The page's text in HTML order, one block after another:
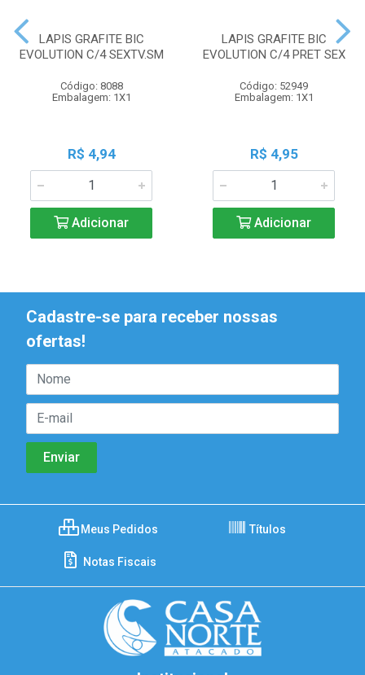
LAPIS GRAFITE BIC
EVOLUTION C/4 SEXTV.SM
Código: 8088
Embalagem: 1X1
R$ 4,94
Adicionar
LAPIS GRAFITE BIC
EVOLUTION C/4 PRET SEX
Código: 52949
Embalagem: 1X1
R$ 4,95
Adicionar
Cadastre-se para receber nossas
ofertas!
Meus Pedidos Títulos
Notas Fiscais